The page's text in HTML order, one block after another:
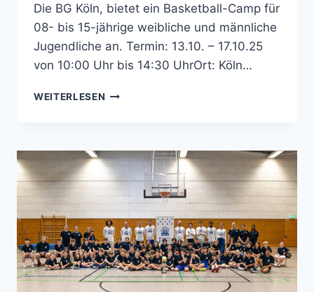
Die BG Köln, bietet ein Basketball-Camp für
08- bis 15-jährige weibliche und männliche
Jugendliche an. Termin: 13.10. – 17.10.25
von 10:00 Uhr bis 14:30 UhrOrt: Köln…
WEITERLESEN HERBSTCAMP